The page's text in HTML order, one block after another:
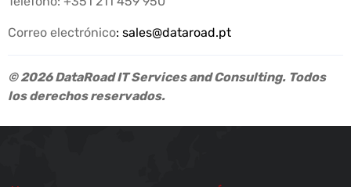
Correo electrónico: sales@dataroad.pt
© 2026 DataRoad IT Services and Consulting. Todos
los derechos reservados.